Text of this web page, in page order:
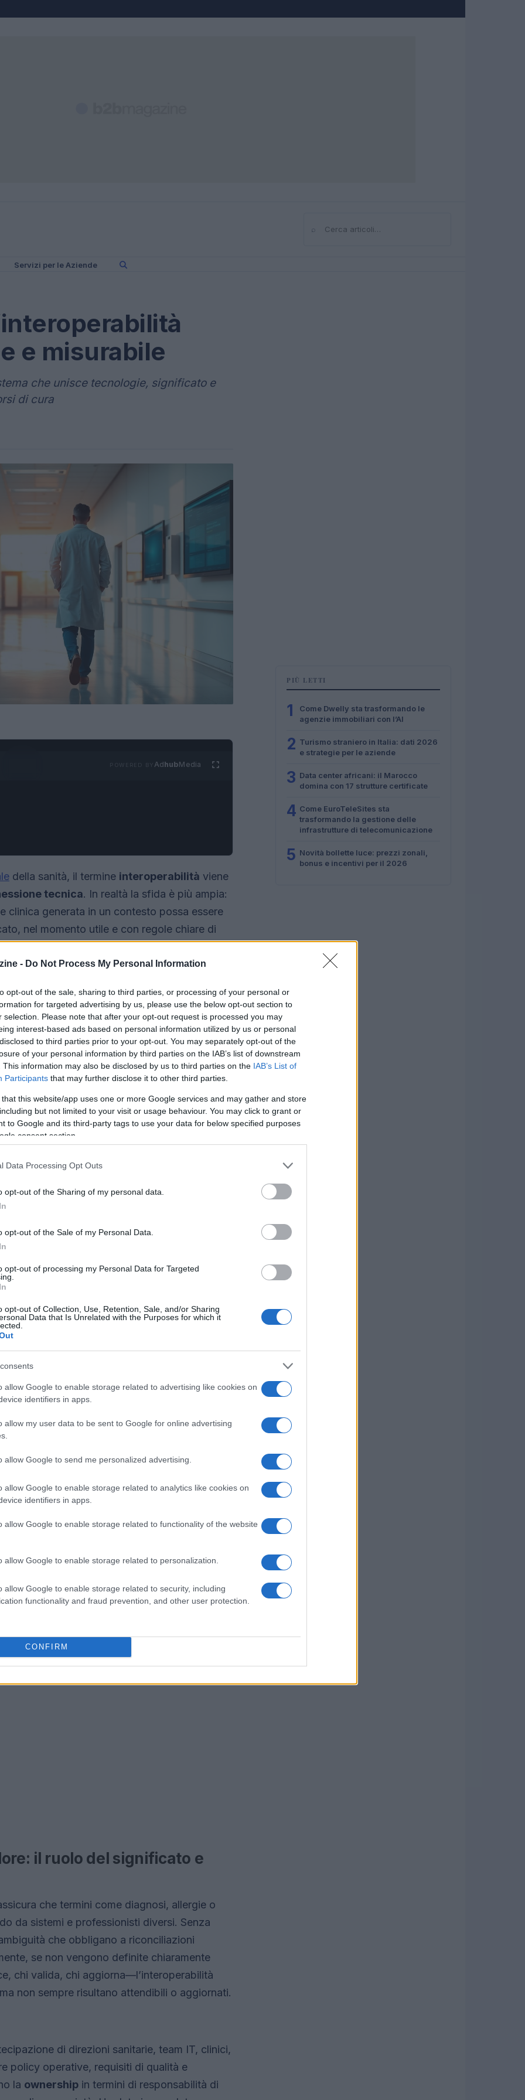
- Do Not Process My Personal Information
opt-out of the sale, sharing to third parties, or processing of your personal or
for targeted advertising by us, please use the below opt-out section to
selection. Please note that after your opt-out request is processed you may
interest-based ads based on personal information utilized by us or personal
to third parties prior to your opt-out. You may separately opt-out of the
of your personal information by third parties on the IAB’s list of downstream
This information may also be disclosed by us to third parties on the IAB’s List of
Participants that may further disclose it to other third parties.
that this website/app uses one or more Google services and may gather and store
but not limited to your visit or usage behaviour. You may click to grant or
to Google and its third-party tags to use your data for below specified purposes
consent section.
Data Processing Opt Outs
opt-out of the Sharing of my personal data.
opt-out of the Sale of my Personal Data.
opt-out of processing my Personal Data for Targeted
opt-out of Collection, Use, Retention, Sale, and/or Sharing
Data that Is Unrelated with the Purposes for which it
allow Google to enable storage related to advertising like cookies on
identifiers in apps.
allow my user data to be sent to Google for online advertising
allow Google to send me personalized advertising.
allow Google to enable storage related to analytics like cookies on
identifiers in apps.
allow Google to enable storage related to functionality of the website
allow Google to enable storage related to personalization.
allow Google to enable storage related to security, including
functionality and fraud prevention, and other user protection.
CONFIRM
⌕Cerca
Servizi per le Aziende
e misurabile
che unisce tecnologie, significato e
di cura
AdhubMedia
della sanità, il termine interoperabilità viene
tecnica. In realtà la sfida è più ampia:
clinica generata in un contesto possa essere
nel momento utile e con regole chiare di
strumento per la continuità assistenziale e
di progettare investimenti e gare: non è
ma è necessario progettare processi che
percorsi di cura. La modernizzazione del
di sistemi introdotti e più dalla loro
continuativi, misurabili e
fanno la differenza
ambiti distinti ma interdipendenti. Il primo è il
protocolli,APIe misure di sicurezza per il
il livellosemantico
codifiche e vocabolari. Il terzo ambito è quello
e alle responsabilità nella gestione del dato.
frammentari e aiuta a focalizzarsi su
interfacce e
la sola capacità di trasmettere un file o un
dato. Senza
garanzie di interpretabilità
rischia di creare punti di scambio che servono
anziché ridurla.
il ruolo del significato e
che termini come diagnosi, allergie o
da sistemi e professionisti diversi. Senza
che obbligano a riconciliazioni
se non vengono definite chiaramente
chi valida, chi aggiorna—l’interoperabilità
non sempre risultano attendibili o aggiornati.
di direzioni sanitarie, team IT, clinici,
policy operative, requisiti di qualità e
la ownership in termini di responsabilità di
PIÙ LETTI
1
Come Dwelly sta trasformando le
agenzie immobiliari con l’AI
2 Turismo straniero in Italia: dati 2026
e strategie per le aziende
3 Data center africani: il Marocco
domina con 17 strutture certificate
4 Come EuroTeleSites sta
trasformando la gestione delle
infrastrutture di telecomunicazione
5 Novità bollette luce: prezzi zonali,
bonus e incentivi per il 2026